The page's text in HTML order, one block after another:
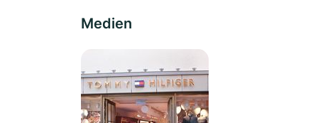
Medien